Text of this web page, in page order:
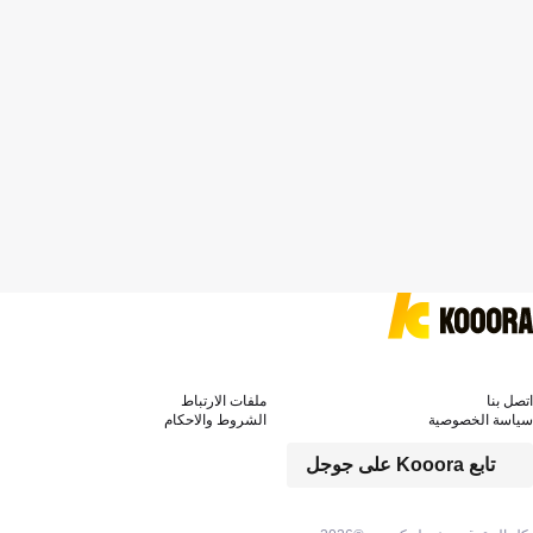
تابع Kooora على جوجل
اتصل بنا
ملفات الارتباط
سياسة الخصوصية
الشروط والاحكام